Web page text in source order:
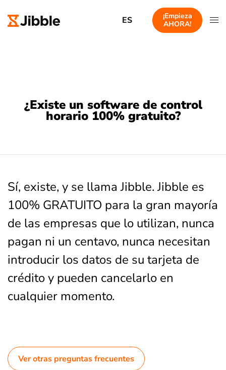
ES
¡Empieza
AHORA!
¿Existe un software de control
horario 100% gratuito?
Sí, existe, y se llama Jibble. Jibble es
100% GRATUITO para la gran mayoría
de las empresas que lo utilizan, nunca
pagan ni un centavo, nunca necesitan
introducir los datos de su tarjeta de
crédito y pueden cancelarlo en
cualquier momento.
Ver otras preguntas frecuentes